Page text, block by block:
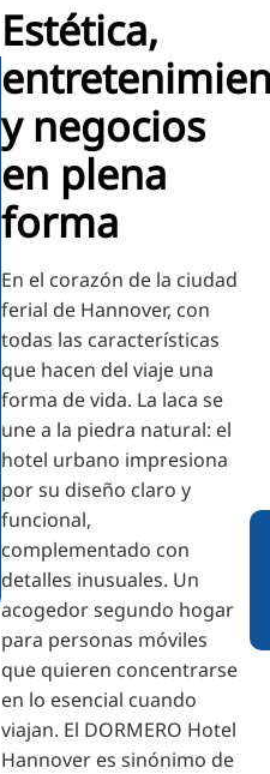
Estética,
y negocios
en plena
forma
En el corazón de la ciudad
ferial de Hannover, con
todas las características
que hacen del viaje una
forma de vida. La laca se
une a la piedra natural: el
hotel urbano impresiona
por su diseño claro y
funcional,
complementado con
detalles inusuales. Un
acogedor segundo hogar
para personas móviles
que quieren concentrarse
en lo esencial cuando
viajan. El DORMERO Hotel
Hannover es sinónimo de